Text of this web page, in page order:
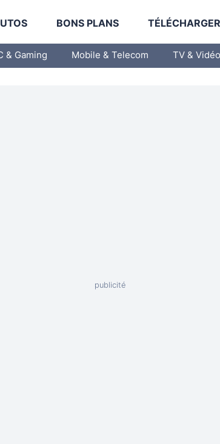
BONS PLANS
& Gaming Mobile & Telecom TV & Vidéo